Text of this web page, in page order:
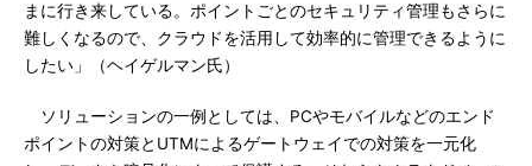
まに行き来している。ポイントごとのセキュリティ管理もさらに
難しくなるので、クラウドを活用して効率的に管理できるように
したい」（ヘイゲルマン氏）
ソリューションの一例としては、PCやモバイルなどのエンド
ポイントの対策とUTMによるゲートウェイでの対策を一元化